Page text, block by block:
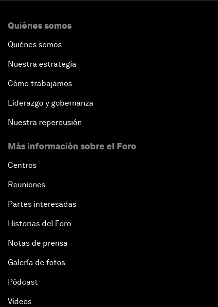
Quiénes somos
Quiénes somos
Nuestra estrategia
Cómo trabajamos
Liderazgo y gobernanza
Nuestra repercusión
Más información sobre el Foro
Centros
Reuniones
Partes interesadas
Historias del Foro
Notas de prensa
Galería de fotos
Pódcast
Vídeos